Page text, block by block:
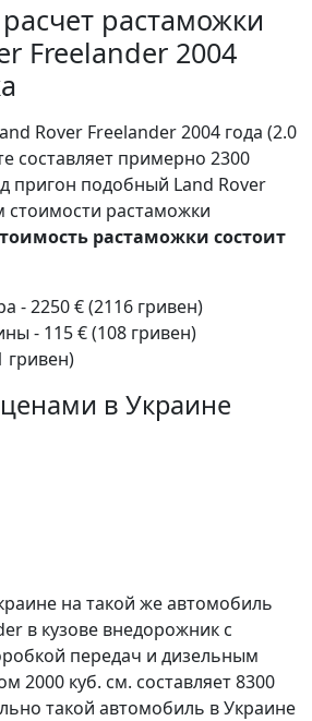
растаможки
Freelander 2004
Rover Freelander 2004 года (2.0
составляет примерно 2300
пригон подобный Land Rover
стоимости растаможки
растаможки состоит
- 2250 € (2116 гривен)
- 115 € (108 гривен)
гривен)
в Украине
на такой же автомобиль
в кузове внедорожник c
передач и дизельным
2000 куб. см. составляет 8300
такой автомобиль в Украине